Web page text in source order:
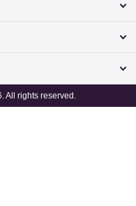
All rights reserved.